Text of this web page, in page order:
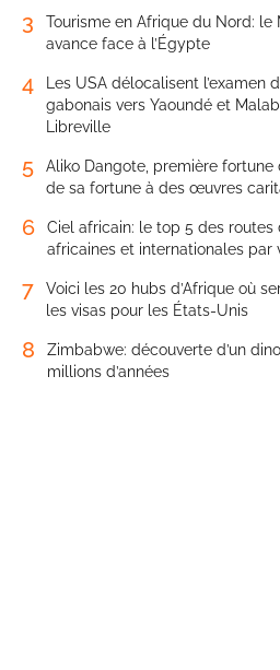
3
Tourisme en Afrique du Nord: le
avance face à l’Égypte
4
Les USA délocalisent
gabonais vers Yaoundé et
Libreville
5
Aliko Dangote, première fortune
de sa fortune à des œuvres
6
Ciel africain: le top 5 des routes
africaines et internationales par
7
Voici les 20 hubs d’Afrique où
les visas pour les États-Unis
8
Zimbabwe: découverte d’un
millions d’années